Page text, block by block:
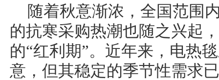
随着秋意渐浓，全国范围
的抗寒采购热潮也随之兴起
的“红利期”。近年来，电热
意，但其稳定的季节性需求